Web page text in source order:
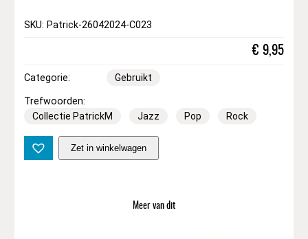
SKU: Patrick-26042024-C023
€ 9,95
Categorie: Gebruikt
Trefwoorden:
Collectie PatrickM
Jazz Pop Rock
a
o
Zet in winkelwagen
Meer van dit